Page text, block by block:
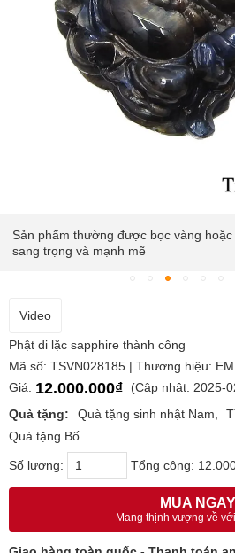
Sản phẩm thường được bọc vàng
sang trọng và mạnh mẽ
Video
Phật di lặc sapphire thành công
Mã số: TSVN028185 | Thương hiệu:
Giá: 12.000.000₫
(Cập nhật: 2025-
Quà tặng:
Quà tặng sinh nhật Nam
Quà tặng Bố
Số lượng: Tổng cộng:
MUA NGAY
Mang thịnh vượng về